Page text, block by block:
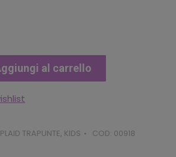
al carrello
TRAPUNTE, KIDS COD: 00918